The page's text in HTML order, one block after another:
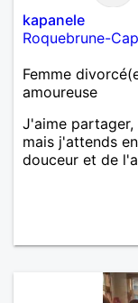
kapanele
Roquebrune-
Femme
amoureuse
J'aime
mais j'attends
douceur et de